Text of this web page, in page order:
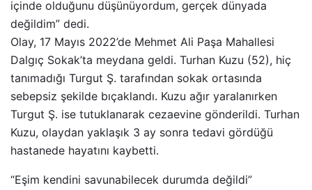
içinde olduğunu düşünüyordum, gerçek dünyada
değildim” dedi.
Olay, 17 Mayıs 2022’de Mehmet Ali Paşa Mahallesi
Dalgıç Sokak’ta meydana geldi. Turhan Kuzu (52), hiç
tanımadığı Turgut Ş. tarafından sokak ortasında
sebepsiz şekilde bıçaklandı. Kuzu ağır yaralanırken
Turgut Ş. ise tutuklanarak cezaevine gönderildi. Turhan
Kuzu, olaydan yaklaşık 3 ay sonra tedavi gördüğü
hastanede hayatını kaybetti.
“Eşim kendini savunabilecek durumda değildi”